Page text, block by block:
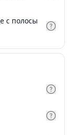
с полосы